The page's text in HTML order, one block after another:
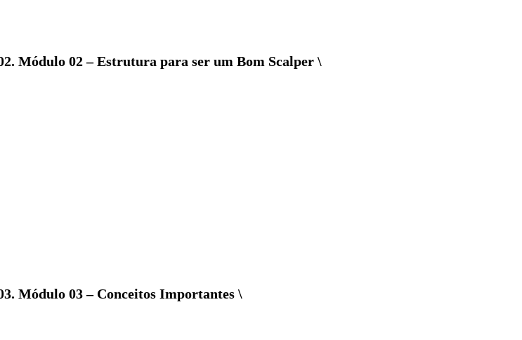
Módulo 02 – Estrutura para ser um Bom Scalper \
Módulo 03 – Conceitos Importantes \